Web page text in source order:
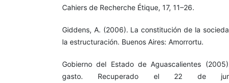
Cahiers de Recherche Étique, 17, 11–26.
Giddens, A. (2006). La constitución de la
la estructuración. Buenos Aires: Amorrortu.
Gobierno del Estado de Aguascalientes
gasto. Recuperado el 22 de